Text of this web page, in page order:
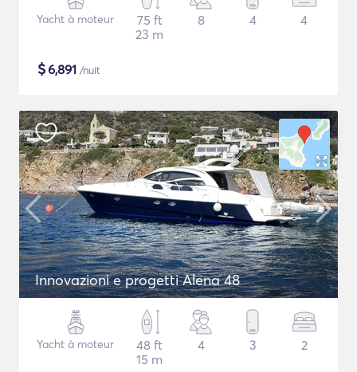
Yacht à moteur
75 ft
23 m
8 4 4
$6,891 /nuit
Innovazioni e progetti Alena 48
Yacht à moteur
48 ft
15 m
4 3 2